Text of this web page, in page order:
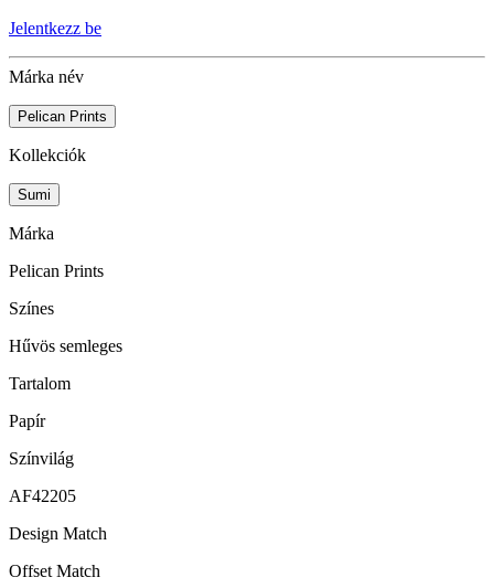
Jelentkezz be
Márka név
Pelican Prints
Kollekciók
Sumi
Márka
Pelican Prints
Színes
Hűvös semleges
Tartalom
Papír
Színvilág
AF42205
Design Match
Offset Match